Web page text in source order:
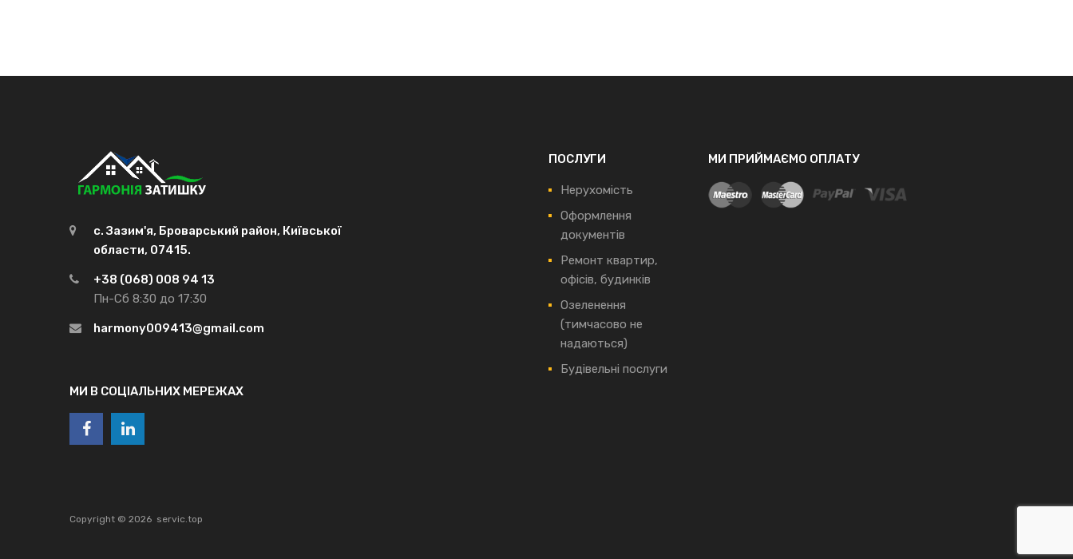
с. Зазим'я, Броварський район, Київської
области, 07415.
+38 (068) 008 94 13
Пн-Сб 8:30 до 17:30
harmony009413@gmail.com
МИ В СОЦІАЛЬНИХ МЕРЕЖАХ
ПОСЛУГИ
Нерухомість
Оформлення
документів
Ремонт квартир,
офісів, будинків
Озеленення
(тимчасово не
надаються)
Будівельні послуги
МИ ПРИЙМАЄМО ОПЛАТУ
Copyright © 2026 servic.top